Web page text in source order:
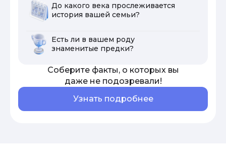
До какого века прослеживается
история вашей семьи?
Есть ли в вашем роду
знаменитые предки?
Соберите факты, о которых вы
даже не подозревали!
Узнать подробнее